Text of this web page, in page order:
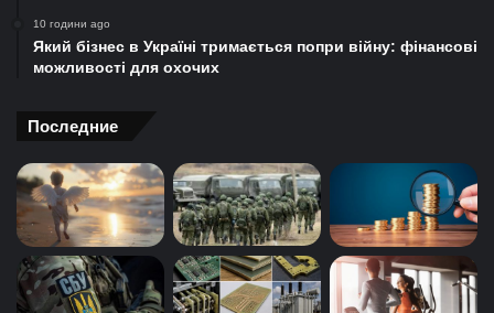
10 години ago
Який бізнес в Україні тримається попри війну: фінансові
можливості для охочих
Последние